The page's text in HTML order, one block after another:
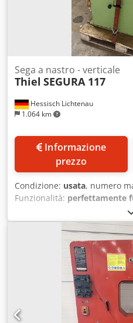
Hessisch Lichtenau
1.064 km
Sega a nastro - verticale
Thiel SEGURA 117
prezzo
Condizione: usata, numero
Funzionalità: perfettamente
,
rotazione variabile in modo
quality and robust
THIEL SEGURA 117. The
THIEL GmbH, Sand near
sturdy construction and
Technical data according to
SEGURA 117 Machine No.:
diameter: 300 mm Throat